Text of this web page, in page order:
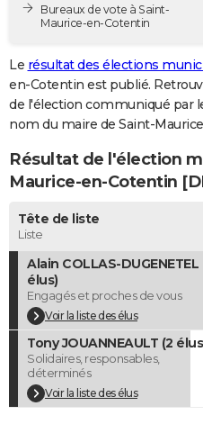
Destinations
City break
Voyage nature
Voyage de noces
Forum
PHOTO
GUIDES D'ACHAT
CARTE DE VOEUX
Carte de Noël
Carte Bonne année
Carte Saint-Valentin
Carte Pâques
Carte d'anniversaire
DICTIONNAIRE
COPAINS D'AVANT
S'inscrire
Se connecter
Lycées
Collèges
Primaires
Universités
Entreprises
Service militaire
Avis de recherche
AVIS DE DÉCÈS
FORUM
Bricolage
Lifestyle
Culture
Sport
Auto
Television
Voyage
Cinema
Bureaux de vote à Saint-
Maurice-en-Cotentin
Le résultat des élections
en-Cotentin est publié.
de l'élection communiqué par
nom du maire de Saint-
Résultat de l'élection
Maurice-en-Cotentin
Tête de liste
Liste
Alain COLLAS-DUGENETEL
élus)
Engagés et proches de vous
Voir la liste des élus
Tony JOUANNEAULT (2
Solidaires, responsables,
déterminés
Voir la liste des élus